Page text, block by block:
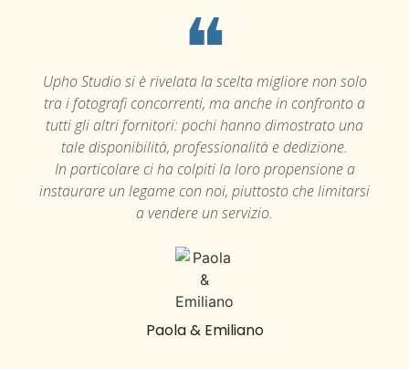
Paola & Emiliano
❝
Upho Studio si è rivelata la scelta migliore non solo
tra i fotografi concorrenti, ma anche in confronto a
tutti gli altri fornitori: pochi hanno dimostrato una
tale disponibilità, professionalità e dedizione.
In particolare ci ha colpiti la loro propensione a
instaurare un legame con noi, piuttosto che limitarsi
a vendere un servizio.